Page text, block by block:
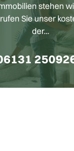
stehen
Sie unser
der...